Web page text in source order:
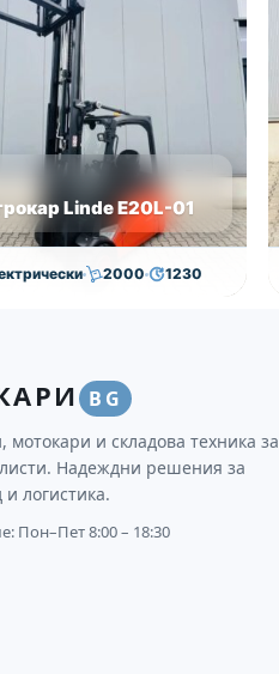
Linde Е20L-01
2000 1230
2011 втора употреба
BG
мотокари и складова техника за
Надеждни решения за
логистика.
Пон–Пет 8:00 – 18:30